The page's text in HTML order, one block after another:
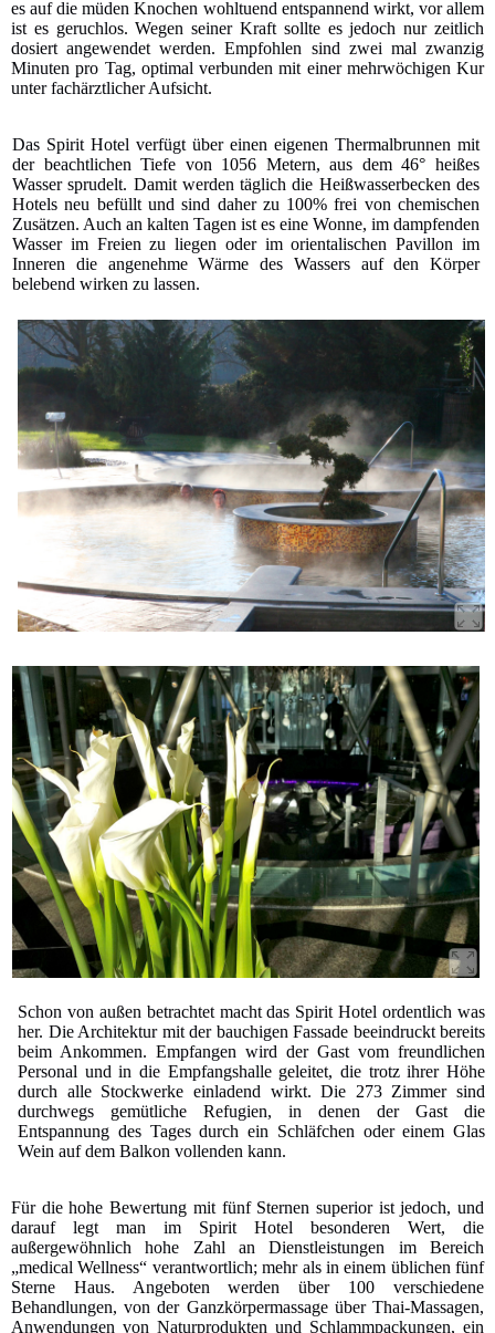
es auf die müden Knochen wohltuend entspannend wirkt, vor allem
ist es geruchlos. Wegen seiner Kraft sollte es jedoch nur zeitlich
dosiert angewendet werden. Empfohlen sind zwei mal zwanzig
Minuten pro Tag, optimal verbunden mit einer mehrwöchigen Kur
unter fachärztlicher Aufsicht.
Das Spirit Hotel verfügt über einen eigenen Thermalbrunnen mit
der beachtlichen Tiefe von 1056 Metern, aus dem 46° heißes
Wasser sprudelt. Damit werden täglich die Heißwasserbecken des
Hotels neu befüllt und sind daher zu 100% frei von chemischen
Zusätzen. Auch an kalten Tagen ist es eine Wonne, im dampfenden
Wasser im Freien zu liegen oder im orientalischen Pavillon im
Inneren die angenehme Wärme des Wassers auf den Körper
belebend wirken zu lassen.
Schon von außen betrachtet macht das Spirit Hotel ordentlich was
her. Die Architektur mit der bauchigen Fassade beeindruckt bereits
beim Ankommen. Empfangen wird der Gast vom freundlichen
Personal und in die Empfangshalle geleitet, die trotz ihrer Höhe
durch alle Stockwerke einladend wirkt. Die 273 Zimmer sind
durchwegs gemütliche Refugien, in denen der Gast die
Entspannung des Tages durch ein Schläfchen oder einem Glas
Wein auf dem Balkon vollenden kann.
Für die hohe Bewertung mit fünf Sternen superior ist jedoch, und
darauf legt man im Spirit Hotel besonderen Wert, die
außergewöhnlich hohe Zahl an Dienstleistungen im Bereich
„medical Wellness“ verantwortlich; mehr als in einem üblichen fünf
Sterne Haus. Angeboten werden über 100 verschiedene
Behandlungen, von der Ganzkörpermassage über Thai-Massagen,
Anwendungen von Naturprodukten und Schlammpackungen, ein